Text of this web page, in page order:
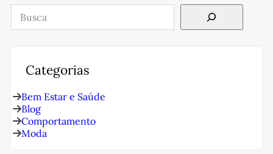
Pesquisar
Categorias
Bem Estar e Saúde
Blog
Comportamento
Moda